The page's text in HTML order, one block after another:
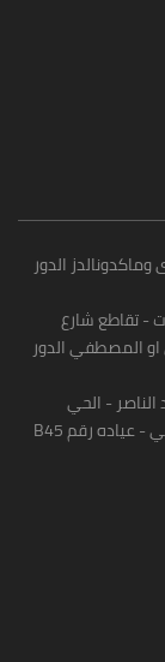
الدور
- تقاطع شارع
المصطفي الدور
- الحي